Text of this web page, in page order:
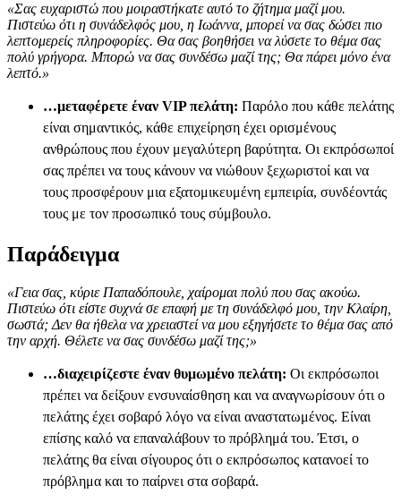
«Σας ευχαριστώ που μοιραστήκατε αυτό το ζήτημα μαζί μου.
Πιστεύω ότι η συνάδελφός μου, η Ιωάννα, μπορεί να σας δώσει πιο
λεπτομερείς πληροφορίες. Θα σας βοηθήσει να λύσετε το θέμα σας
πολύ γρήγορα. Μπορώ να σας συνδέσω μαζί της; Θα πάρει μόνο ένα
λεπτό.»
…μεταφέρετε έναν VIP πελάτη: Παρόλο που κάθε πελάτης
είναι σημαντικός, κάθε επιχείρηση έχει ορισμένους
ανθρώπους που έχουν μεγαλύτερη βαρύτητα. Οι εκπρόσωποί
σας πρέπει να τους κάνουν να νιώθουν ξεχωριστοί και να
τους προσφέρουν μια εξατομικευμένη εμπειρία, συνδέοντάς
τους με τον προσωπικό τους σύμβουλο.
Παράδειγμα
«Γεια σας, κύριε Παπαδόπουλε, χαίρομαι πολύ που σας ακούω.
Πιστεύω ότι είστε συχνά σε επαφή με τη συνάδελφό μου, την Κλαίρη,
σωστά; Δεν θα ήθελα να χρειαστεί να μου εξηγήσετε το θέμα σας από
την αρχή. Θέλετε να σας συνδέσω μαζί της;»
…διαχειρίζεστε έναν θυμωμένο πελάτη: Οι εκπρόσωποι
πρέπει να δείξουν ενσυναίσθηση και να αναγνωρίσουν ότι ο
πελάτης έχει σοβαρό λόγο να είναι αναστατωμένος. Είναι
επίσης καλό να επαναλάβουν το πρόβλημά του. Έτσι, ο
πελάτης θα είναι σίγουρος ότι ο εκπρόσωπος κατανοεί το
πρόβλημα και το παίρνει στα σοβαρά.